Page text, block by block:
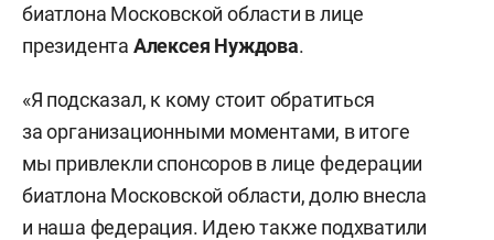
биатлона Московской области в лице
президента Алексея Нуждова.
«Я подсказал, к кому стоит обратиться
за организационными моментами, в итоге
мы привлекли спонсоров в лице федерации
биатлона Московской области, долю внесла
и наша федерация. Идею также подхватили